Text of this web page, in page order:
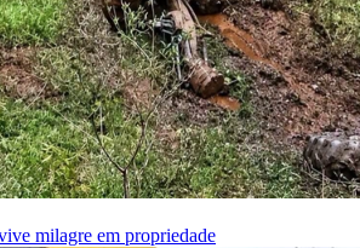
milagre em propriedade